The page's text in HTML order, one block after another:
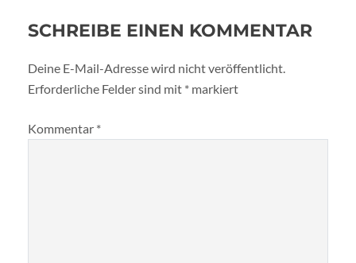
SCHREIBE EINEN KOMMENTAR
Deine E-Mail-Adresse wird nicht veröffentlicht.
Erforderliche Felder sind mit * markiert
Kommentar *